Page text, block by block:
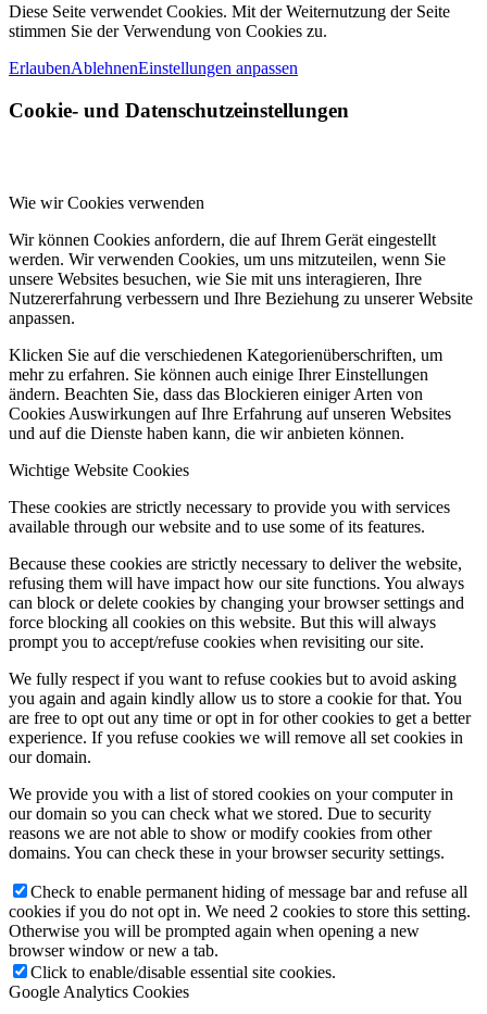
Diese Seite verwendet Cookies. Mit der Weiternutzung der Seite
stimmen Sie der Verwendung von Cookies zu.
ErlaubenAblehnenEinstellungen anpassen
Cookie- und Datenschutzeinstellungen
Wie wir Cookies verwenden
Wir können Cookies anfordern, die auf Ihrem Gerät eingestellt
werden. Wir verwenden Cookies, um uns mitzuteilen, wenn Sie
unsere Websites besuchen, wie Sie mit uns interagieren, Ihre
Nutzererfahrung verbessern und Ihre Beziehung zu unserer Website
anpassen.
Klicken Sie auf die verschiedenen Kategorienüberschriften, um
mehr zu erfahren. Sie können auch einige Ihrer Einstellungen
ändern. Beachten Sie, dass das Blockieren einiger Arten von
Cookies Auswirkungen auf Ihre Erfahrung auf unseren Websites
und auf die Dienste haben kann, die wir anbieten können.
Wichtige Website Cookies
These cookies are strictly necessary to provide you with services
available through our website and to use some of its features.
Because these cookies are strictly necessary to deliver the website,
refusing them will have impact how our site functions. You always
can block or delete cookies by changing your browser settings and
force blocking all cookies on this website. But this will always
prompt you to accept/refuse cookies when revisiting our site.
We fully respect if you want to refuse cookies but to avoid asking
you again and again kindly allow us to store a cookie for that. You
are free to opt out any time or opt in for other cookies to get a better
experience. If you refuse cookies we will remove all set cookies in
our domain.
We provide you with a list of stored cookies on your computer in
our domain so you can check what we stored. Due to security
reasons we are not able to show or modify cookies from other
domains. You can check these in your browser security settings.
Check to enable permanent hiding of message bar and refuse all
cookies if you do not opt in. We need 2 cookies to store this setting.
Otherwise you will be prompted again when opening a new
browser window or new a tab.
Click to enable/disable essential site cookies.
Google Analytics Cookies